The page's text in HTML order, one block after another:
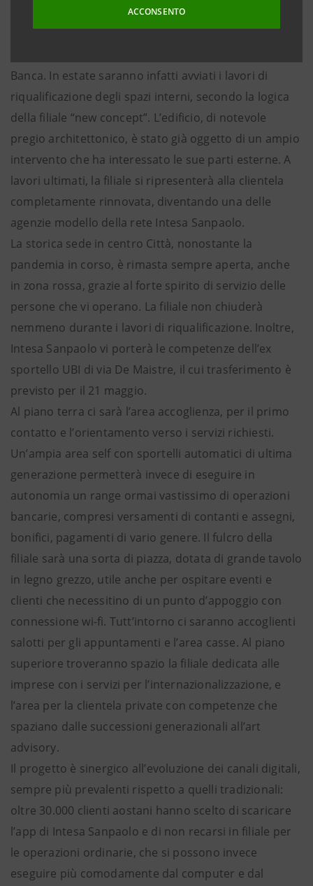
ACCONSENTO
Torino, 18 maggio 2021 – La filiale Intesa Sanpaolo in
Piazza Chanoux ad Aosta avrà un ruolo ancor più
Banca. In estate saranno infatti avviati i lavori di
riqualificazione degli spazi interni, secondo la logica
della filiale “new concept”. L’edificio, di notevole
pregio architettonico, è stato già oggetto di un ampio
intervento che ha interessato le sue parti esterne. A
lavori ultimati, la filiale si ripresenterà alla clientela
completamente rinnovata, diventando una delle
agenzie modello della rete Intesa Sanpaolo.
La storica sede in centro Città, nonostante la
pandemia in corso, è rimasta sempre aperta, anche
in zona rossa, grazie al forte spirito di servizio delle
persone che vi operano. La filiale non chiuderà
nemmeno durante i lavori di riqualificazione. Inoltre,
Intesa Sanpaolo vi porterà le competenze dell’ex
sportello UBI di via De Maistre, il cui trasferimento è
previsto per il 21 maggio.
Al piano terra ci sarà l’area accoglienza, per il primo
contatto e l’orientamento verso i servizi richiesti.
Un’ampia area self con sportelli automatici di ultima
generazione permetterà invece di eseguire in
autonomia un range ormai vastissimo di operazioni
bancarie, compresi versamenti di contanti e assegni,
bonifici, pagamenti di vario genere. Il fulcro della
filiale sarà una sorta di piazza, dotata di grande tavolo
in legno grezzo, utile anche per ospitare eventi e
clienti che necessitino di un punto d’appoggio con
connessione wi-fi. Tutt’intorno ci saranno accoglienti
salotti per gli appuntamenti e l’area casse. Al piano
superiore troveranno spazio la filiale dedicata alle
imprese con i servizi per l’internazionalizzazione, e
l’area per la clientela private con competenze che
spaziano dalle successioni generazionali all’art
advisory.
Il progetto è sinergico all’evoluzione dei canali digitali,
sempre più prevalenti rispetto a quelli tradizionali:
oltre 30.000 clienti aostani hanno scelto di scaricare
l’app di Intesa Sanpaolo e di non recarsi in filiale per
le operazioni ordinarie, che si possono invece
eseguire più comodamente dal computer e dal